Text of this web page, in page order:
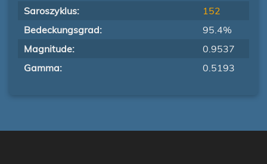
Saroszyklus:
152
Bedeckungsgrad:
95.4%
Magnitude:
0.9537
Gamma:
0.5193